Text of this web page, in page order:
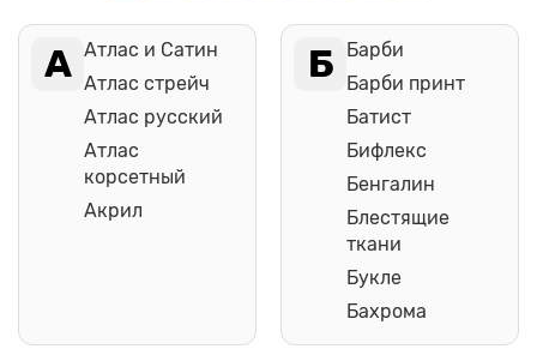
А Атлас и Сатин
Атлас стрейч
Атлас русский
Атлас
корсетный
Акрил
Б
Барби
Барби принт
Батист
Бифлекс
Бенгалин
Блестящие
ткани
Букле
Бахрома